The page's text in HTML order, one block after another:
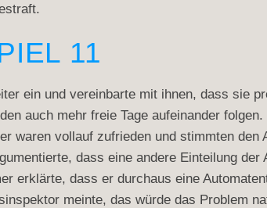
11
ein und vereinbarte mit ihnen, dass sie
auch mehr freie Tage aufeinander
waren vollauf zufrieden und stimmten
dass eine andere Einteilung
erklärte, dass er durchaus eine
meinte, das würde das Problem